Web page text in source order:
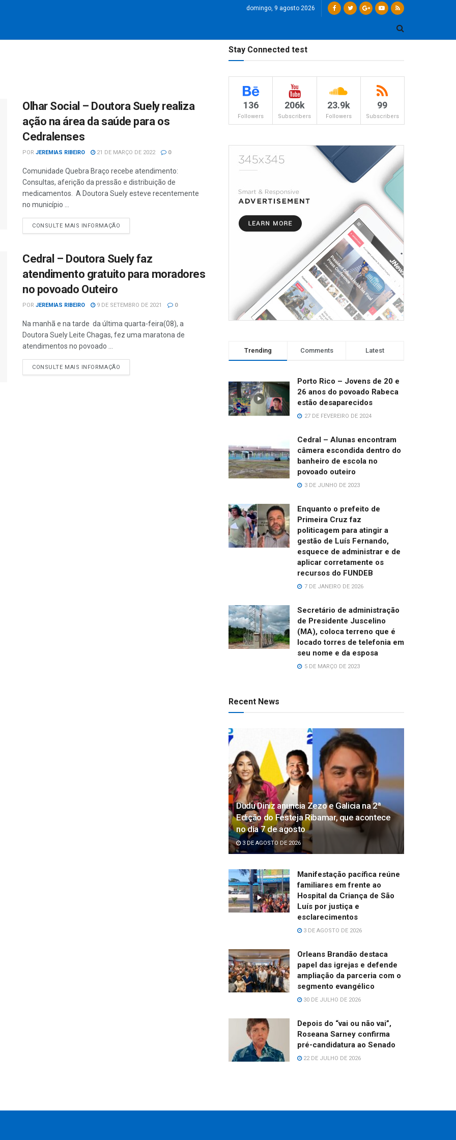
domingo, 9 agosto 2026
Olhar Social – Doutora Suely realiza
ação na área da saúde para os
Cedralenses
POR JEREMIAS RIBEIRO 21 DE MARÇO DE 2022 0
Comunidade Quebra Braço recebe atendimento:
Consultas, aferição da pressão e distribuição de
medicamentos. A Doutora Suely esteve recentemente
no município ...
CONSULTE MAIS INFORMAÇÃO
Cedral – Doutora Suely faz
atendimento gratuito para moradores
no povoado Outeiro
POR JEREMIAS RIBEIRO 9 DE SETEMBRO DE 2021 0
Na manhã e na tarde da última quarta-feira(08), a
Doutora Suely Leite Chagas, fez uma maratona de
atendimentos no povoado ...
CONSULTE MAIS INFORMAÇÃO
Stay Connected test
136
Followers
206k
Subscribers
23.9k
Followers
99
Subscribers
Trending Comments Latest
Porto Rico – Jovens de 20 e
26 anos do povoado Rabeca
estão desaparecidos
27 DE FEVEREIRO DE 2024
Cedral – Alunas encontram
câmera escondida dentro do
banheiro de escola no
povoado outeiro
3 DE JUNHO DE 2023
Enquanto o prefeito de
Primeira Cruz faz
politicagem para atingir a
gestão de Luís Fernando,
esquece de administrar e de
aplicar corretamente os
recursos do FUNDEB
7 DE JANEIRO DE 2026
Secretário de administração
de Presidente Juscelino
(MA), coloca terreno que é
locado torres de telefonia em
seu nome e da esposa
5 DE MARÇO DE 2023
Recent News
Dudu Diniz anuncia Zezo e Galicia na 2ª
Edição do Festeja Ribamar, que acontece
no dia 7 de agosto
3 DE AGOSTO DE 2026
Manifestação pacífica reúne
familiares em frente ao
Hospital da Criança de São
Luís por justiça e
esclarecimentos
3 DE AGOSTO DE 2026
Orleans Brandão destaca
papel das igrejas e defende
ampliação da parceria com o
segmento evangélico
30 DE JULHO DE 2026
Depois do “vai ou não vai”,
Roseana Sarney confirma
pré-candidatura ao Senado
22 DE JULHO DE 2026